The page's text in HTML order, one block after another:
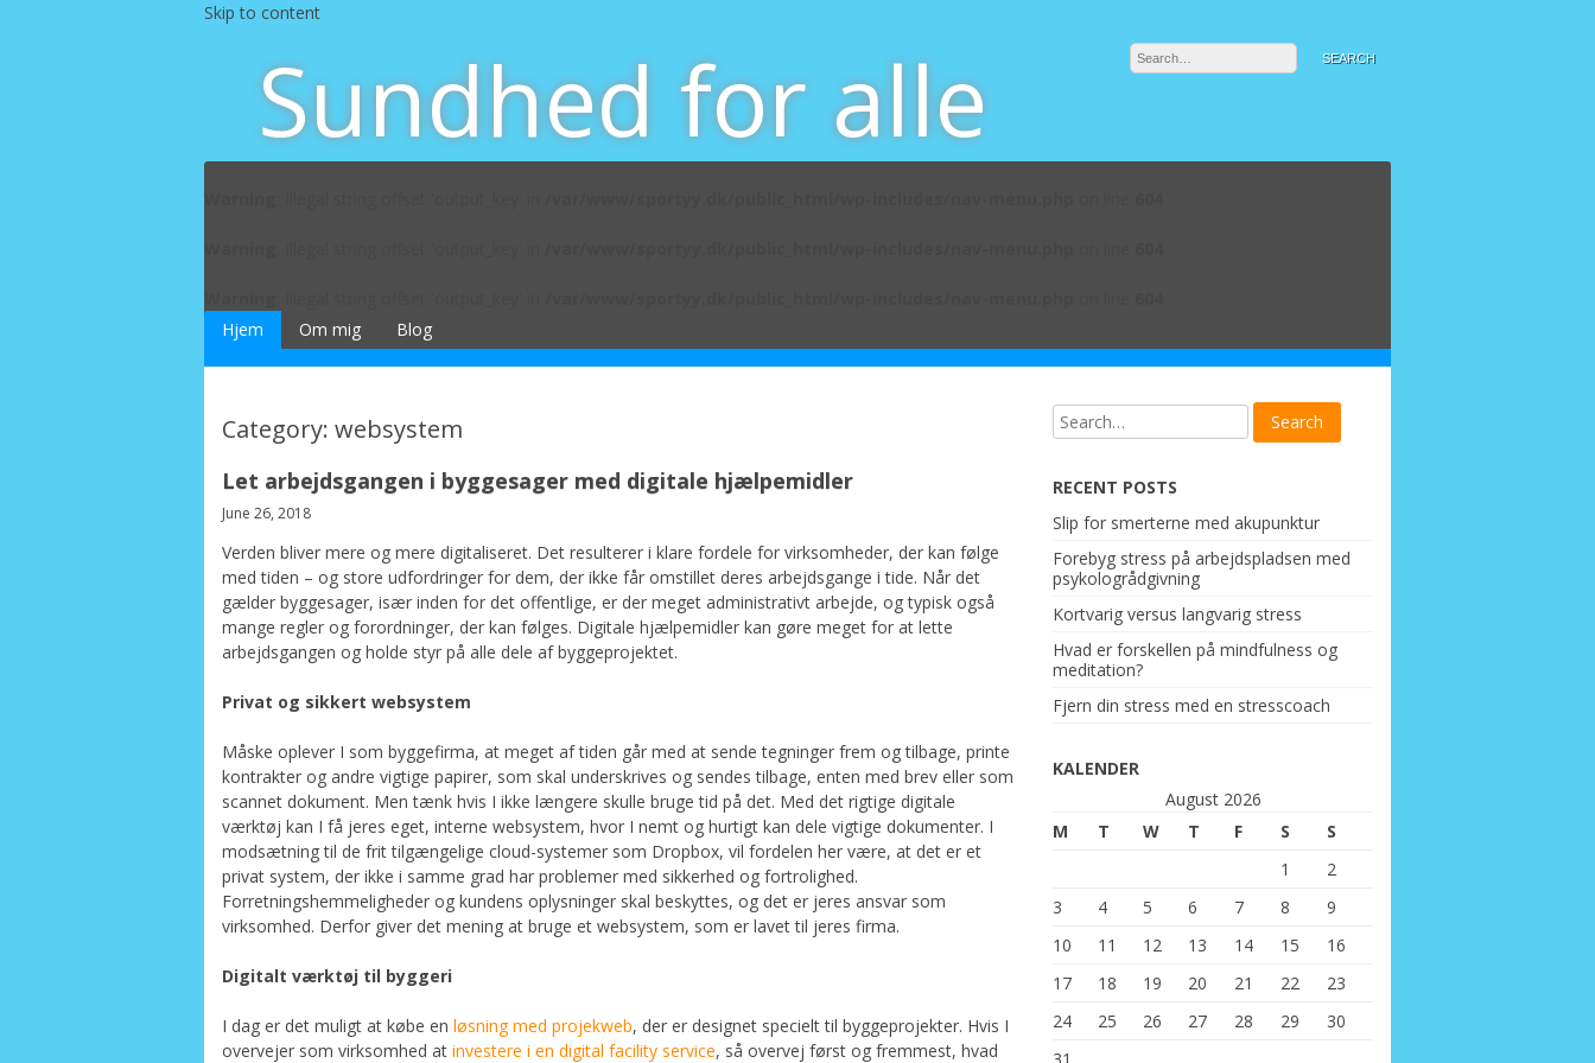
Skip to content
Sundhed for alle
Hjem
Om mig Blog
Category: websystem
Let arbejdsgangen i byggesager med digitale hjælpemidler
June 26, 2018
Verden bliver mere og mere digitaliseret. Det resulterer i klare fordele for virksomheder, der kan følge
med tiden – og store udfordringer for dem, der ikke får omstillet deres arbejdsgange i tide. Når det
gælder byggesager, især inden for det offentlige, er der meget administrativt arbejde, og typisk også
mange regler og forordninger, der kan følges. Digitale hjælpemidler kan gøre meget for at lette
arbejdsgangen og holde styr på alle dele af byggeprojektet.
Privat og sikkert websystem
Måske oplever I som byggefirma, at meget af tiden går med at sende tegninger frem og tilbage, printe
kontrakter og andre vigtige papirer, som skal underskrives og sendes tilbage, enten med brev eller som
scannet dokument. Men tænk hvis I ikke længere skulle bruge tid på det. Med det rigtige digitale
værktøj kan I få jeres eget, interne websystem, hvor I nemt og hurtigt kan dele vigtige dokumenter. I
modsætning til de frit tilgængelige cloud-systemer som Dropbox, vil fordelen her være, at det er et
privat system, der ikke i samme grad har problemer med sikkerhed og fortrolighed.
Forretningshemmeligheder og kundens oplysninger skal beskyttes, og det er jeres ansvar som
virksomhed. Derfor giver det mening at bruge et websystem, som er lavet til jeres firma.
Digitalt værktøj til byggeri
I dag er det muligt at købe en løsning med projekweb, der er designet specielt til byggeprojekter. Hvis I
overvejer som virksomhed at investere i en digital facility service, så overvej først og fremmest, hvad
RECENT POSTS
Slip for smerterne med akupunktur
Forebyg stress på arbejdspladsen med
psykologrådgivning
Kortvarig versus langvarig stress
Hvad er forskellen på mindfulness og
meditation?
Fjern din stress med en stresscoach
KALENDER
August 2026
M
T W T F S
S
1
2
3
4 5 6 7 8
9
10
11 12 13 14 15
16
17
18 19 20 21 22
23
24
25 26 27 28 29
30